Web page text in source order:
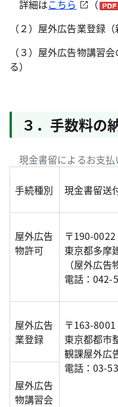
詳細はこちら （
（２）屋外広告業登録
（３）屋外広告物講習
る）
３．手数料の
現金書留によるお支払
手続種別 現金書留送
屋外広告
物許可
〒190-
東京都多摩
（屋外広告
電話：042-
屋外広告
業登録
〒163-
東京都都市
観課屋外広
電話：03-
屋外広告
物講習会